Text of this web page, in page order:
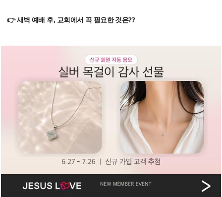
👉 새벽 예배 후, 교회에서 꼭 필요한 것은??